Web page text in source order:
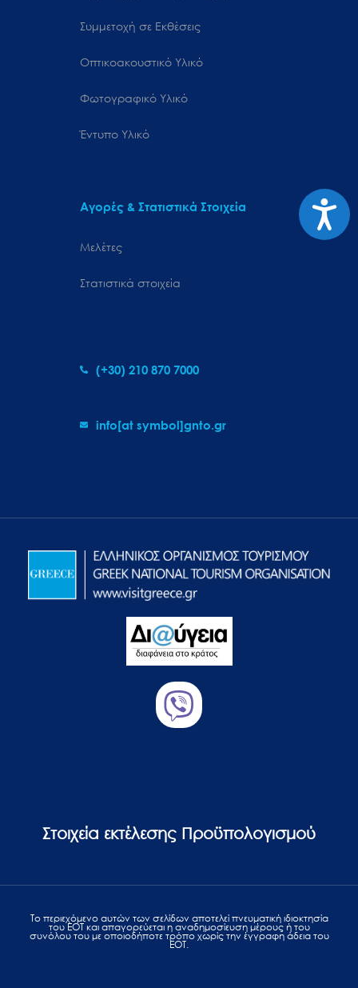
Συμμετοχή σε Εκθέσεις
Οπτικοακουστικό Υλικό
Φωτογραφικό Υλικό
Έντυπο Υλικό
Αγορές & Στατιστικά Στοιχεία
Μελέτες
Στατιστικά στοιχεία
(+30) 210 870 7000
info[at symbol]gnto.gr
Στοιχεία εκτέλεσης Προϋπολογισμού
Το περιεχόμενο αυτών των σελίδων αποτελεί πvευματική ιδιοκτησία
του ΕΟΤ και απαγορεύεται η αναδημοσίευση μέρους ή του
συνόλου του με οποιοδήποτε τρόπο χωρίς την έγγραφη άδεια του
ΕΟΤ.